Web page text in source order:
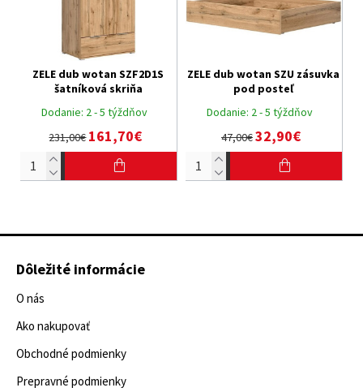
Dodanie: 2 - 5 týždňov
ZELE dub wotan SZF2D1S
šatníková skriňa
231,00€161,70€
Dodanie: 2 - 5 týždňov
ZELE dub wotan SZU zásuvka
pod posteľ
47,00€32,90€
Dôležité informácie
O nás
Ako nakupovať
Obchodné podmienky
Prepravné podmienky